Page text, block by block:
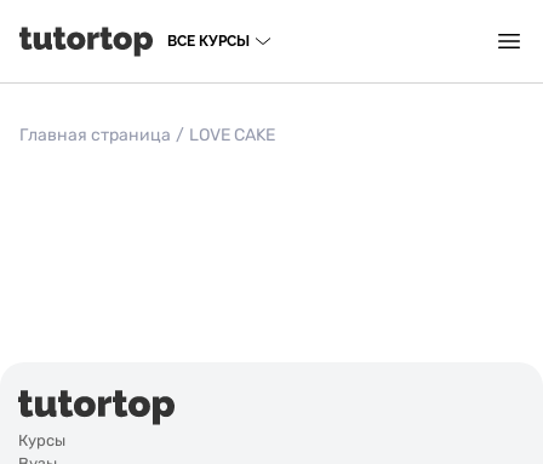
ВСЕ КУРСЫ
Главная страница / LOVE CAKE
Курсы